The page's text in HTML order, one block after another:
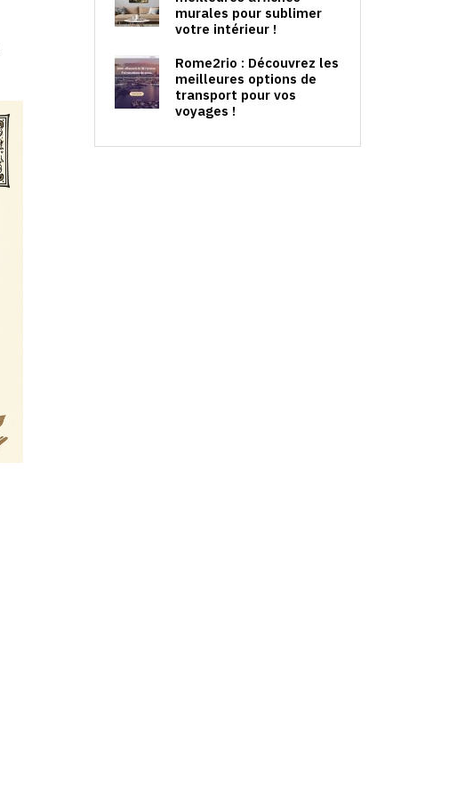
murales pour sublimer
votre intérieur !
Rome2rio : Découvrez les
meilleures options de
transport pour vos
voyages !